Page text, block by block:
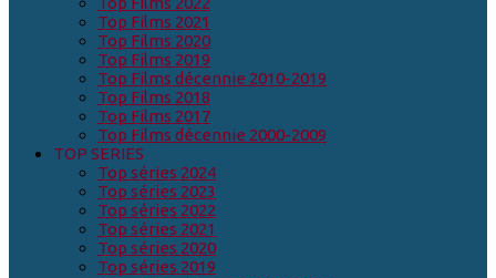
Top Films 2021
Top Films 2020
Top Films 2019
Top Films décennie 2010-2019
Top Films 2018
Top Films 2017
Top Films décennie 2000-2009
TOP SERIES
Top séries 2024
Top séries 2023
Top séries 2022
Top séries 2021
Top séries 2020
Top séries 2019